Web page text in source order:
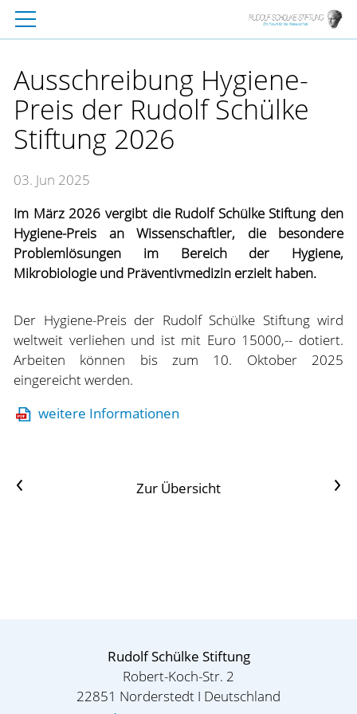
Ausschreibung Hygiene-
Preis der Rudolf Schülke
Stiftung 2026
03. Jun 2025
Im März 2026 vergibt die Rudolf Schülke Stiftung den
Hygiene-Preis an Wissenschaftler, die besondere
Problemlösungen im Bereich der Hygiene,
Mikrobiologie und Präventivmedizin erzielt haben.
Der Hygiene-Preis der Rudolf Schülke Stiftung wird
weltweit verliehen und ist mit Euro 15000,-- dotiert.
Arbeiten können bis zum 10. Oktober 2025
eingereicht werden.
weitere Informationen
Vorheriger Artikel Zur Übersicht Nächster Artikel
Rudolf Schülke Stiftung
Robert-Koch-Str. 2
22851 Norderstedt I Deutschland